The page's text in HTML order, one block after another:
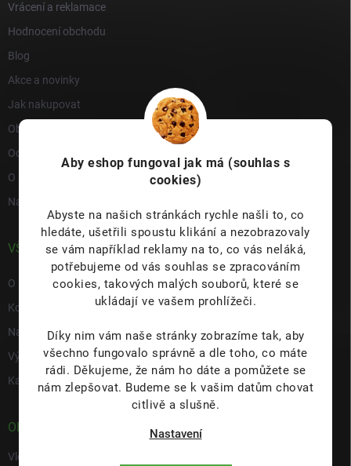
Aby eshop fungoval jak má (souhlas s
cookies)
Abyste na našich stránkách rychle našli to, co
hledáte, ušetřili spoustu klikání a nezobrazovaly
se vám například reklamy na to, co vás neláká,
potřebujeme od vás souhlas se zpracováním
cookies, takových malých souborů, které se
ukládají ve vašem prohlížeči.
Díky nim vám naše stránky zobrazíme tak, aby
všechno fungovalo správně a dle toho, co máte
rádi. Děkujeme, že nám ho dáte a pomůžete se
nám zlepšovat. Budeme se k vašim datům chovat
citlivě a slušně.
Nastavení
Vrácení a reklamace
Hodnocení obchodu
Blog
Akce a novinky
Jak nakupovat
Obchodní podmínky
Ochrana osobních údajů
O nás
Napište nám
VŠE O NÁS
O nás
Kontakty
Napište nám
Výdejní místo s prodejnou Hulín
Kariéra
ODEBÍRAT NEWSLETTER
Vložte svůj e-mail a my vám budeme zasílat informace o nových